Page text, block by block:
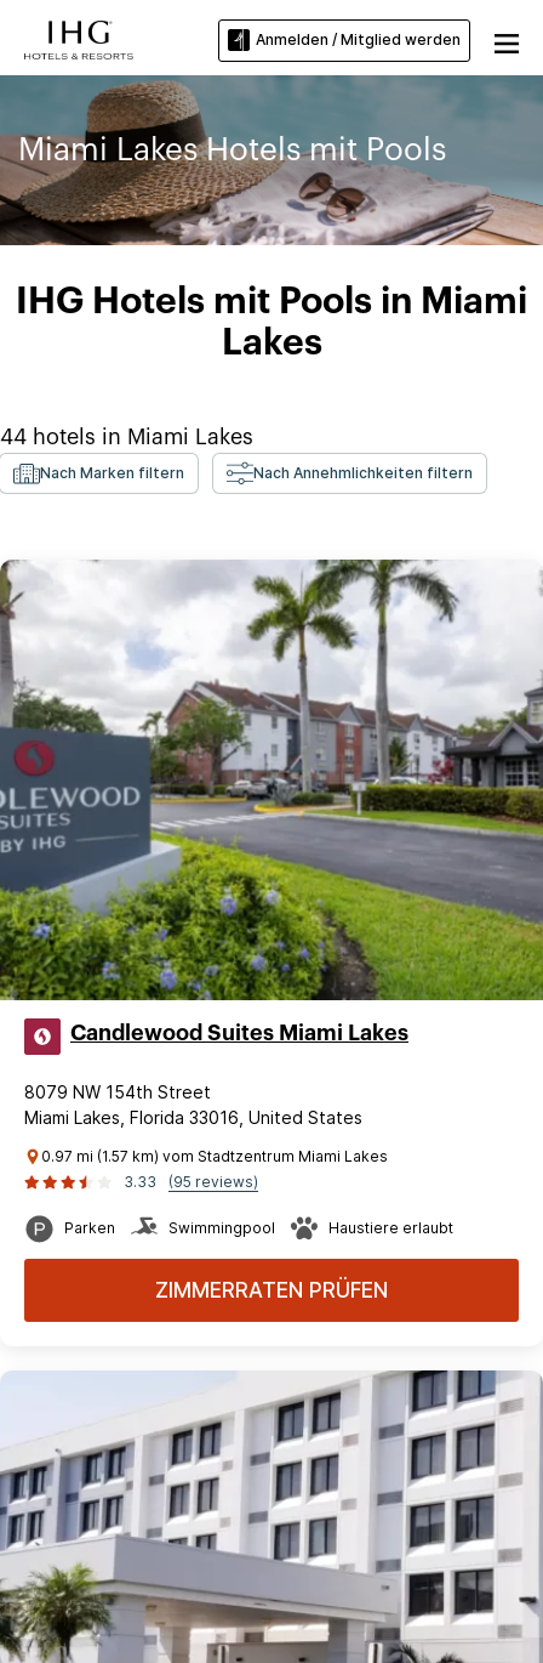
Anmelden / Mitglied werden
Miami Lakes Hotels mit Pools
IHG Hotels mit Pools in Miami
Lakes
44 hotels in Miami Lakes
Nach Marken filtern Nach Annehmlichkeiten filtern
Candlewood Suites Miami Lakes
8079 NW 154th Street
Miami Lakes, Florida 33016, United States
0.97 mi (1.57 km) vom Stadtzentrum Miami Lakes
3.33
(95 reviews)
Parken Swimmingpool Haustiere erlaubt
ZIMMERRATEN PRÜFEN